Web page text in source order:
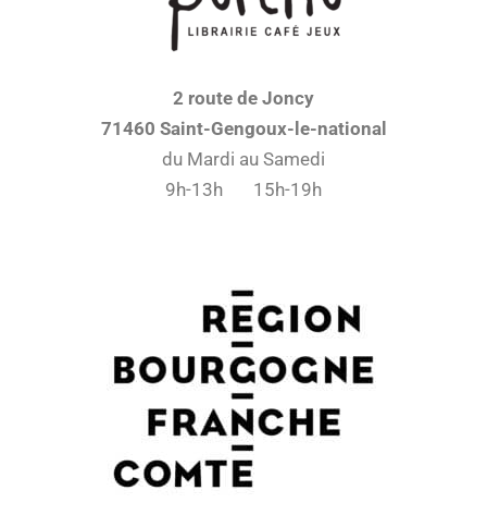
2 route de Joncy
71460 Saint-Gengoux-le-national
du Mardi au Samedi
9h-13h 15h-19h